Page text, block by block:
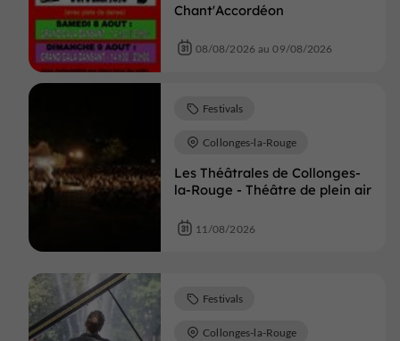
Chant'Accordéon
08/08/2026 au 09/08/2026
Les Théâtrales de Collonges-
la-Rouge - Théâtre de plein air
Festivals
Collonges-la-Rouge
11/08/2026
Festivals
Collonges-la-Rouge